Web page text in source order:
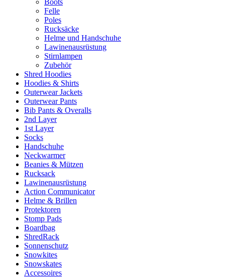
Boots
Felle
Poles
Rucksäcke
Helme und Handschuhe
Lawinenausrüstung
Stirnlampen
Zubehör
Shred Hoodies
Hoodies & Shirts
Outerwear Jackets
Outerwear Pants
Bib Pants & Overalls
2nd Layer
1st Layer
Socks
Handschuhe
Neckwarmer
Beanies & Mützen
Rucksack
Lawinenausrüstung
Action Communicator
Helme & Brillen
Protektoren
Stomp Pads
Boardbag
ShredRack
Sonnenschutz
Snowkites
Snowskates
Accessoires